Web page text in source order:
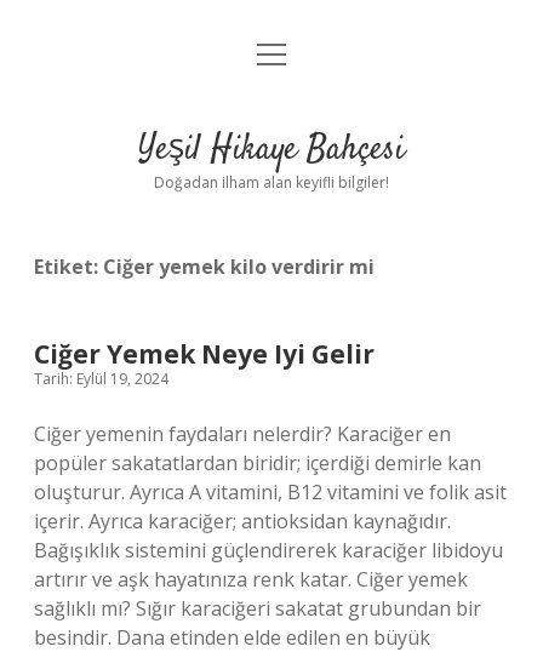
Anasayfa
Yasal Uyarı
menüyü
Yeşil Hikaye Bahçesi
Doğadan ilham alan keyifli bilgiler!
Etiket: Ciğer yemek kilo verdirir mi
Ciğer Yemek Neye Iyi Gelir
Tarih: Eylül 19, 2024
Ciğer yemenin faydaları nelerdir? Karaciğer en
popüler sakatatlardan biridir; içerdiği demirle kan
oluşturur. Ayrıca A vitamini, B12 vitamini ve folik asit
içerir. Ayrıca karaciğer; antioksidan kaynağıdır.
Bağışıklık sistemini güçlendirerek karaciğer libidoyu
artırır ve aşk hayatınıza renk katar. Ciğer yemek
sağlıklı mı? Sığır karaciğeri sakatat grubundan bir
besindir. Dana etinden elde edilen en büyük